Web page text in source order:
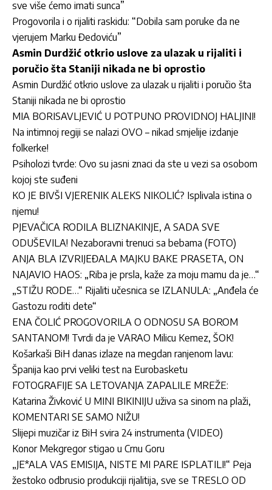
sve više ćemo imati sunca”
Progovorila i o rijaliti raskidu: “Dobila sam poruke da ne
vjerujem Marku Đedoviću”
Asmin Durdžić otkrio uslove za ulazak u rijaliti i
poručio šta Staniji nikada ne bi oprostio
Asmin Durdžić otkrio uslove za ulazak u rijaliti i poručio šta
Staniji nikada ne bi oprostio
MIA BORISAVLJEVIĆ U POTPUNO PROVIDNOJ HALJINI!
Na intimnoj regiji se nalazi OVO – nikad smjelije izdanje
folkerke!
Psiholozi tvrde: Ovo su jasni znaci da ste u vezi sa osobom
kojoj ste suđeni
KO JE BIVŠI VJERENIK ALEKS NIKOLIĆ? Isplivala istina o
njemu!
PJEVAČICA RODILA BLIZNAKINJE, A SADA SVE
ODUŠEVILA! Nezaboravni trenuci sa bebama (FOTO)
ANJA BLA IZVRIJEĐALA MAJKU BAKE PRASETA, ON
NAJAVIO HAOS: „Riba je prsla, kaže za moju mamu da je…“
„STIŽU RODE…“ Rijaliti učesnica se IZLANULA: „Anđela će
Gastozu roditi dete“
ENA ČOLIĆ PROGOVORILA O ODNOSU SA BOROM
SANTANOM! Tvrdi da je VARAO Milicu Kemez, ŠOK!
Košarkaši BiH danas izlaze na megdan ranjenom lavu:
Španija kao prvi veliki test na Eurobasketu
FOTOGRAFIJE SA LETOVANJA ZAPALILE MREŽE:
Katarina Živković U MINI BIKINIJU uživa sa sinom na plaži,
KOMENTARI SE SAMO NIŽU!
Slijepi muzičar iz BiH svira 24 instrumenta (VIDEO)
Konor Mekgregor stigao u Crnu Goru
„JE*ALA VAS EMISIJA, NISTE MI PARE ISPLATILI!“ Peja
žestoko odbrusio produkciji rijalitija, sve se TRESLO OD